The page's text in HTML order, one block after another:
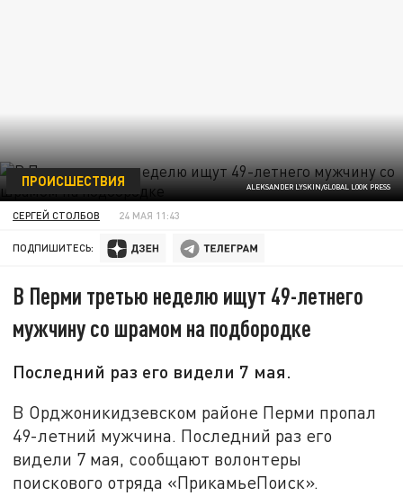
ALEKSANDER LYSKIN/GLOBAL LOOK PRESS
ПРОИСШЕСТВИЯ
СЕРГЕЙ СТОЛБОВ 24 МАЯ 11:43
ПОДПИШИТЕСЬ:
В Перми третью неделю ищут 49-летнего
мужчину со шрамом на подбородке
Последний раз его видели 7 мая.
В Орджоникидзевском районе Перми пропал
49-летний мужчина. Последний раз его
видели 7 мая, сообщают волонтеры
поискового отряда «ПрикамьеПоиск».